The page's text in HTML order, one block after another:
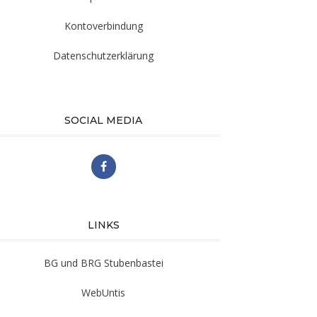
Kontoverbindung
Datenschutzerklärung
SOCIAL MEDIA
LINKS
BG und BRG Stubenbastei
WebUntis